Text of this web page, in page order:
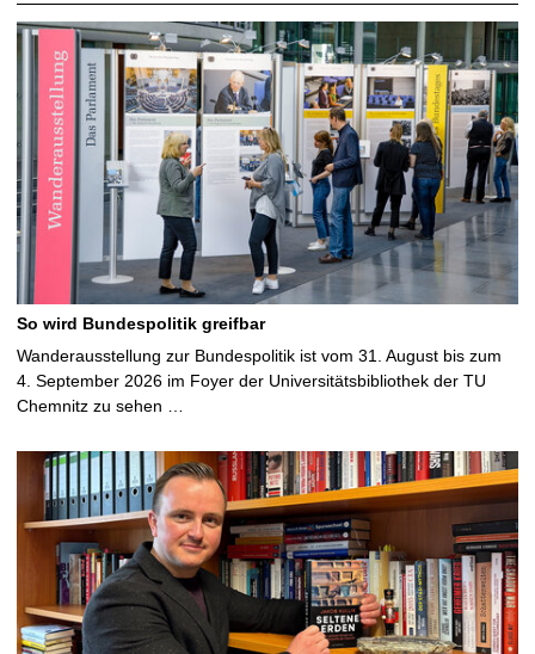
So wird Bundespolitik greifbar
Wanderausstellung zur Bundespolitik ist vom 31. August bis zum
4. September 2026 im Foyer der Universitätsbibliothek der TU
Chemnitz zu sehen …